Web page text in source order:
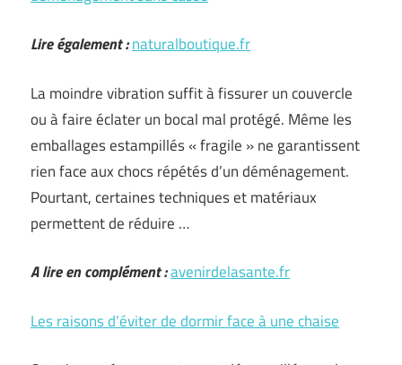
Lire également :naturalboutique.fr
La moindre vibration suffit à fissurer un couvercle
ou à faire éclater un bocal mal protégé. Même les
emballages estampillés « fragile » ne garantissent
rien face aux chocs répétés d’un déménagement.
Pourtant, certaines techniques et matériaux
permettent de réduire …
A lire en complément :avenirdelasante.fr
Les raisons d’éviter de dormir face à une chaise